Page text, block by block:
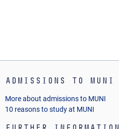
Admissions to MUNI
More about admissions to MUNI
10 reasons to study at MUNI